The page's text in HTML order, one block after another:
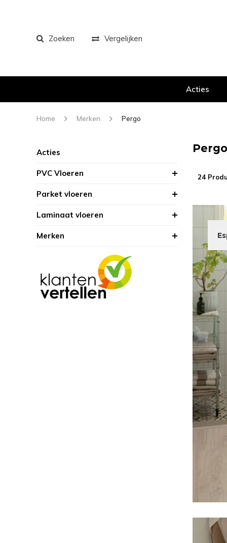
Zoeken Vergelijken
Acties
Home Merken Pergo
Acties
PVC Vloeren
Parket vloeren
Laminaat vloeren
Merken
Pergo
24